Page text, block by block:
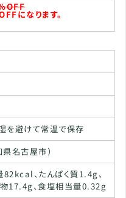
になります。
を避けて常温で保存
県名古屋市）
、たんぱく質1.4g、
17.4g、食塩相当量0.32g